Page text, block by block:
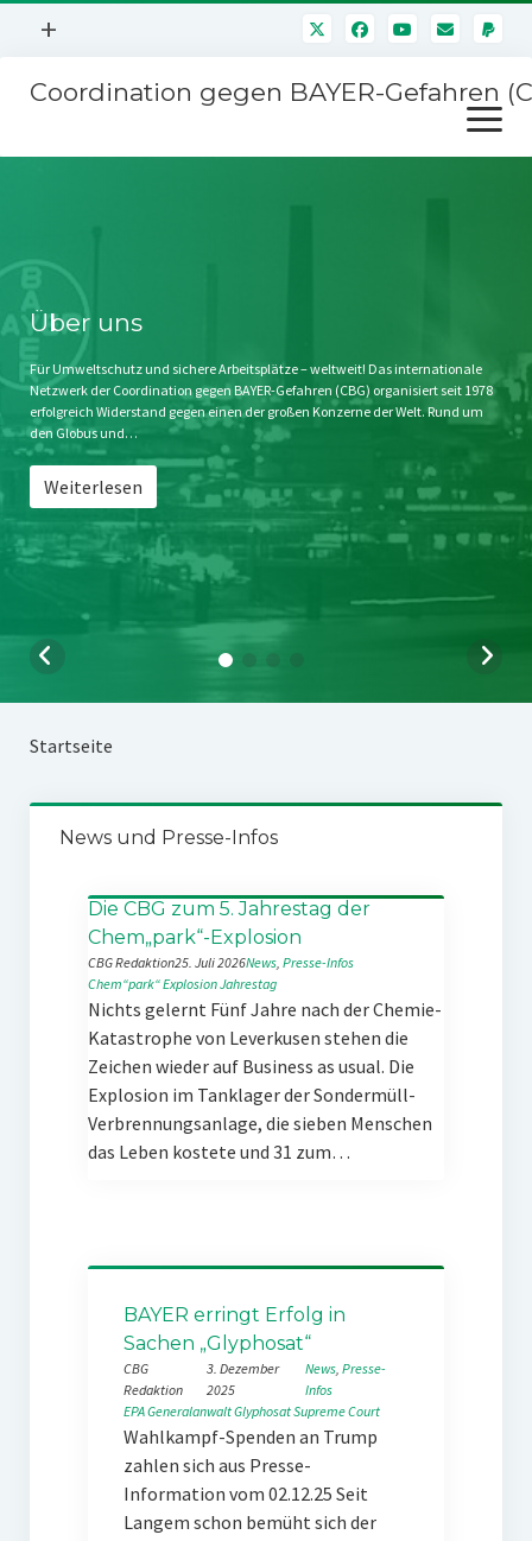
Menü
+
Mitmachen
Kontakt
Impressum
Störfälle
Coordination gegen BAYER-Gefahren
Menü
öffnen
Stichwort BAYER
Jahrestagung
SPENDEN
Über uns
Für Umweltschutz und sichere Arbeitsplätze – weltweit! Das internationale
Netzwerk der Coordination gegen BAYER-Gefahren (CBG) organisiert seit 1978
erfolgreich Widerstand gegen einen der großen Konzerne der Welt. Rund um
den Globus und…
Weiterlesen
Startseite
News und Presse-Infos
Die CBG zum 5. Jahrestag der
Chem„park“-Explosion
CBG Redaktion25. Juli 2026News, Presse-Infos
Chem“park“ExplosionJahrestag
Nichts gelernt Fünf Jahre nach der Chemie-
Katastrophe von Leverkusen stehen die
Zeichen wieder auf Business as usual. Die
Explosion im Tanklager der Sondermüll-
Verbrennungsanlage, die sieben Menschen
das Leben kostete und 31 zum…
BAYER erringt Erfolg in
Sachen „Glyphosat“
CBG
Redaktion
3. Dezember
2025
News, Presse-
Infos
EPAGeneralanwaltGlyphosatSupreme Court
Wahlkampf-Spenden an Trump
zahlen sich aus Presse-
Information vom 02.12.25 Seit
Langem schon bemüht sich der